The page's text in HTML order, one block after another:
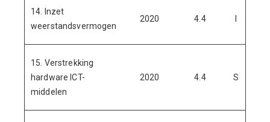
14. Inzet
weerstandsvermogen
2020 4.4
15. Verstrekking
hardware ICT-
middelen
2020 4.4 S